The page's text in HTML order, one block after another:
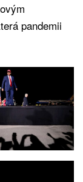
pandemii